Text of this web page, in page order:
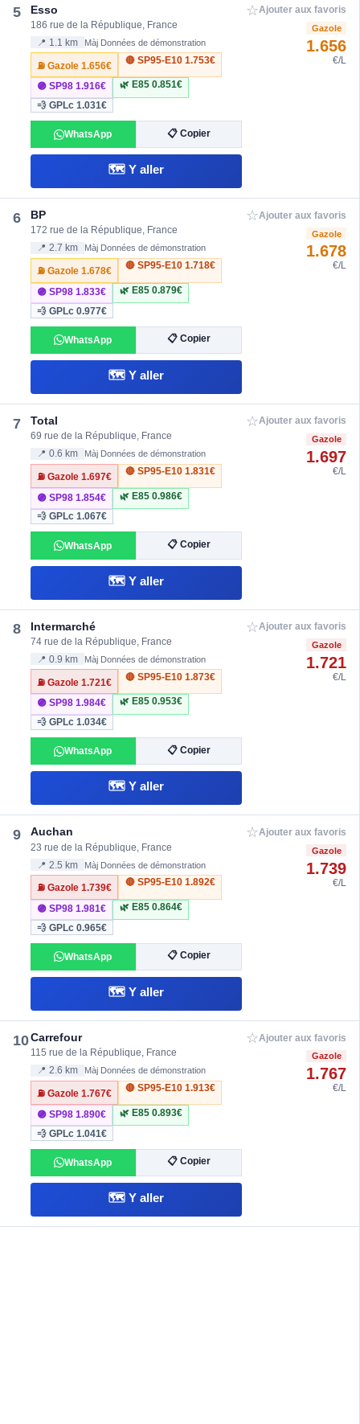
5 Esso
186 rue de la République, France
📍 1.1 km Màj Données de démonstration
⛽ Gazole1.656€
🔴 SP95-E10 1.753€
🟣 SP981.916€ 🌿 E85 0.851€
💨 GPLc1.031€
WhatsApp 📋 Copier
🗺️ Y aller
☆Ajouter aux favoris
Gazole
1.656
€/L
6 BP
172 rue de la République, France
📍 2.7 km Màj Données de démonstration
⛽ Gazole1.678€
🔴 SP95-E10 1.718€
🟣 SP981.833€ 🌿 E85 0.879€
💨 GPLc0.977€
WhatsApp 📋 Copier
🗺️ Y aller
☆Ajouter aux favoris
Gazole
1.678
€/L
7 Total
69 rue de la République, France
📍 0.6 km Màj Données de démonstration
⛽ Gazole1.697€
🔴 SP95-E10 1.831€
🟣 SP981.854€ 🌿 E85 0.986€
💨 GPLc1.067€
WhatsApp 📋 Copier
🗺️ Y aller
☆Ajouter aux favoris
Gazole
1.697
€/L
8 Intermarché
74 rue de la République, France
📍 0.9 km Màj Données de démonstration
⛽ Gazole1.721€
🔴 SP95-E10 1.873€
🟣 SP981.984€ 🌿 E85 0.953€
💨 GPLc1.034€
WhatsApp 📋 Copier
🗺️ Y aller
☆Ajouter aux favoris
Gazole
1.721
€/L
9 Auchan
23 rue de la République, France
📍 2.5 km Màj Données de démonstration
⛽ Gazole1.739€
🔴 SP95-E10 1.892€
🟣 SP981.981€ 🌿 E85 0.864€
💨 GPLc0.965€
WhatsApp 📋 Copier
🗺️ Y aller
☆Ajouter aux favoris
Gazole
1.739
€/L
10Carrefour
115 rue de la République, France
📍 2.6 km Màj Données de démonstration
⛽ Gazole1.767€
🔴 SP95-E10 1.913€
🟣 SP981.890€ 🌿 E85 0.893€
💨 GPLc1.041€
WhatsApp 📋 Copier
🗺️ Y aller
☆Ajouter aux favoris
Gazole
1.767
€/L